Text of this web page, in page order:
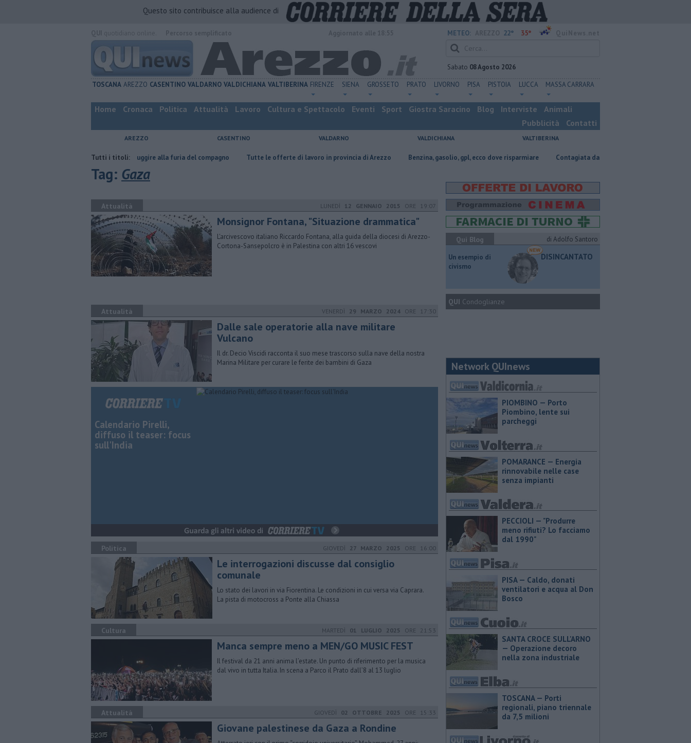
Questo sito contribuisce alla audience di
METEO: 22° 35°
Sabato 08 Agosto 2026
TOSCANA AREZZO CASENTINO VALDARNO VALDICHIANA VALTIBERINA FIRENZE SIENA GROSSETO PRATO LIVORNO PISA PISTOIA LUCCA MASSA CARRARA
Home Cronaca Politica Attualità Lavoro Cultura e Spettacolo Eventi Sport Giostra Saracino Blog Interviste
Animali
Pubblicità
Contatti
AREZZO CASENTINO VALDARNO VALDICHIANA VALTIBERINA
Tutti i titoli:
Nascosta in un bar per sfuggire alla furia del compagno ​Tutte le offerte di lavoro in provincia di Arezzo ​Benzina, gasolio, gpl, ecco dove risparmiare Contagiata da legionella, non ce l'ha fatta
Tag: Gaza
Attualità LUNEDÌ 12 GENNAIO 2015 ORE 19:07
Monsignor Fontana, "Situazione drammatica"
L'arcivescovo italiano Riccardo Fontana, alla guida della diocesi di Arezzo-
Cortona-Sansepolcro è in Palestina con altri 16 vescovi
Attualità VENERDÌ 29 MARZO 2024 ORE 17:30
​Dalle sale operatorie alla nave militare
Vulcano
Il dr. Decio Viscidi racconta il suo mese trascorso sulla nave della nostra
Marina Militare per curare le ferite dei bambini di Gaza
Calendario Pirelli,
diffuso il teaser: focus
sull'India
Politica GIOVEDÌ 27 MARZO 2025 ORE 16:00
Le interrogazioni discusse dal consiglio
comunale
Lo stato dei lavori in via Fiorentina. Le condizioni in cui versa via Caprara.
La pista di motocross a Ponte alla Chiassa
Cultura MARTEDÌ 01 LUGLIO 2025 ORE 21:53
​Manca sempre meno a MEN/GO MUSIC FEST
Il festival da 21 anni anima l’estate. Un punto di riferimento per la musica
dal vivo in tutta Italia. In scena a Parco il Prato dall’8 al 13 luglio
Attualità GIOVEDÌ 02 OTTOBRE 2025 ORE 15:33
Giovane palestinese da Gaza a Rondine
Qui Blog di Adolfo Santoro
​Un esempio di
civismo
DISINCANTATO
QUI Condoglianze
Network QUInews
PIOMBINO — Porto
Piombino, lente sui
parcheggi
POMARANCE — Energia
rinnovabile nelle case
senza impianti
PECCIOLI — "Produrre
meno rifiuti? Lo facciamo
dal 1990"
PISA — Caldo, donati
ventilatori e acqua al Don
Bosco
SANTA CROCE SULL'ARNO
— Operazione decoro
nella zona industriale
TOSCANA — Porti
regionali, piano triennale
da 7,5 milioni